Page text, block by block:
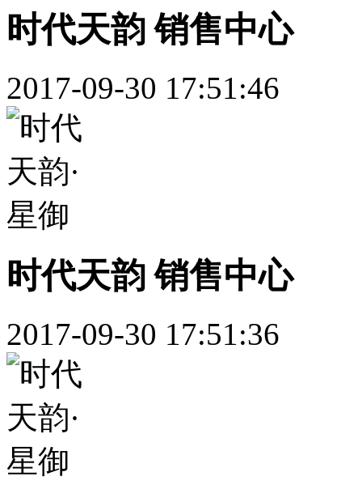
时代天韵 销售中心
2017-09-30 17:51:46
时代天韵 销售中心
2017-09-30 17:51:36